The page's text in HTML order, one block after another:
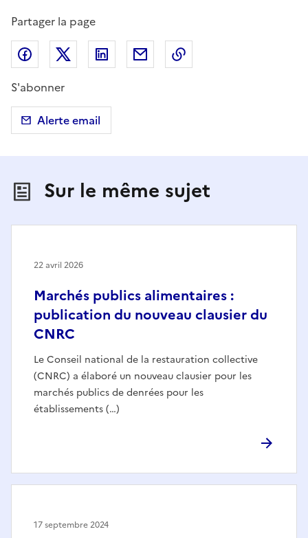
Partager la page
Partager sur Facebook
Partager sur X (anciennement Twitter)
Partager sur LinkedIn
Partager par email
S'abonner
Alerte email
Sur le même sujet
Marchés publics alimentaires :
publication du nouveau clausier du
CNRC
Le Conseil national de la restauration collective
(CNRC) a élaboré un nouveau clausier pour les
marchés publics de denrées pour les
établissements (…)
22 avril 2026
17 septembre 2024